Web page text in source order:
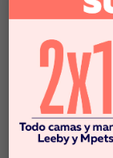
Descripción
$6.990
Este producto no
disponible